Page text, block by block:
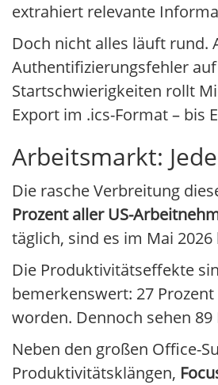
extrahiert relevante
Doch nicht alles läuft rund.
Authentifizierungsfehler
Startschwierigkeiten rollt
Export im .ics-Format – bis
Arbeitsmarkt:
Die rasche Verbreitung
Prozent aller US-
täglich, sind es im Mai
Die Produktivitätseffekte
bemerkenswert: 27
worden. Dennoch sehen
Neben den großen Office-
Produktivitätsklängen,